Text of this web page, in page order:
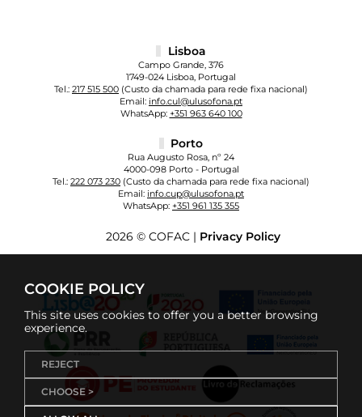
COOKIE POLICY
This site uses cookies to offer you a better browsing
experience.
REJECT
CHOOSE >
Lisboa
Campo Grande, 376
1749-024 Lisboa, Portugal
Tel.: 217 515 500 (Custo da chamada para rede fixa nacional)
Email: info.cul@ulusofona.pt
WhatsApp: +351 963 640 100
Porto
Rua Augusto Rosa, nº 24
4000-098 Porto - Portugal
Tel.: 222 073 230 (Custo da chamada para rede fixa nacional)
Email: info.cup@ulusofona.pt
WhatsApp: +351 961 135 355
2026 © COFAC | Privacy Policy